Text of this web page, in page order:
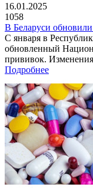
16.01.2025
1058
В Беларуси
С января в
обновленный
прививок.
Подробнее